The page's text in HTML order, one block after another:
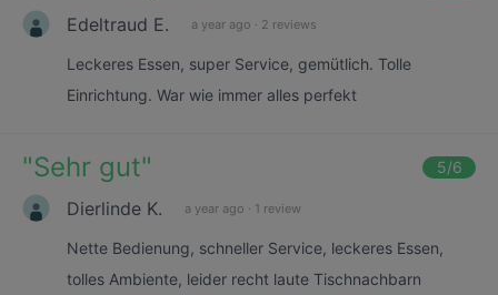
Edeltraud E. a year ago · 2 reviews
Leckeres Essen, super Service, gemütlich. Tolle
Einrichtung. War wie immer alles perfekt
"Sehr gut" 5/6
Dierlinde K. a year ago · 1 review
Nette Bedienung, schneller Service, leckeres Essen,
tolles Ambiente, leider recht laute Tischnachbarn